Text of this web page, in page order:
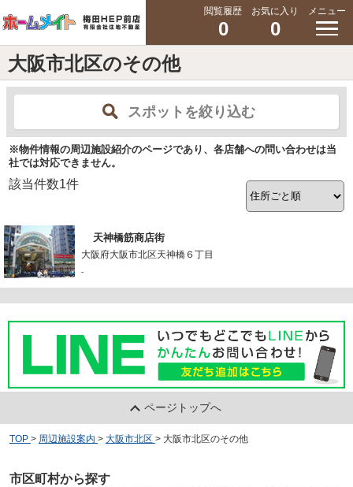
閲覧履歴
0
お気に入り
0
メニュー
大阪市北区のその他
スポットを絞り込む
※物件情報の周辺施設紹介のページであり、各店舗への問い合わせは当
社では対応できません。
該当件数1件
天神橋筋商店街
大阪府大阪市北区天神橋６丁目
-
ページトップへ
TOP > 周辺施設案内 > 大阪市北区 > 大阪市北区のその他
市区町村から探す